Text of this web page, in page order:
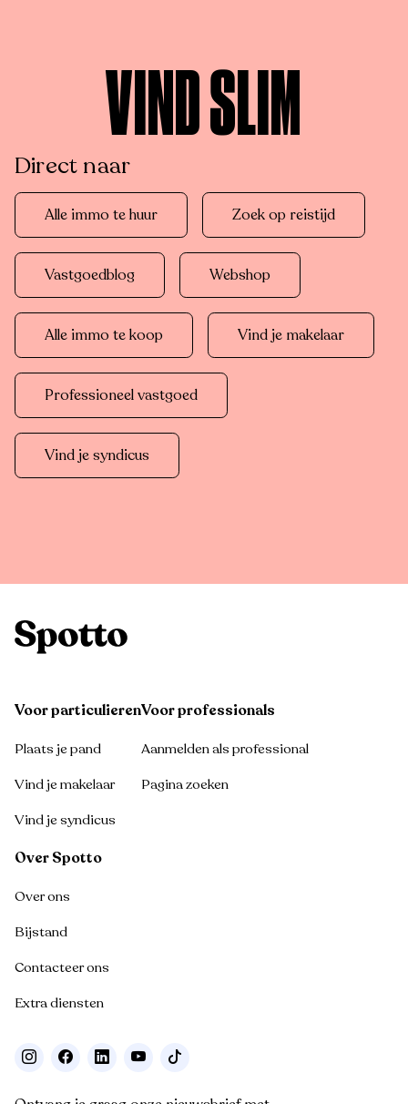
VIND SLIM
Direct naar
Alle immo te huur Zoek op reistijd
Vastgoedblog Webshop
Alle immo te koop Vind je makelaar
Professioneel vastgoed
Vind je syndicus
Voor particulieren
Plaats je pand
Vind je makelaar
Vind je syndicus
Voor professionals
Aanmelden als professional
Pagina zoeken
Over Spotto
Over ons
Bijstand
Contacteer ons
Extra diensten